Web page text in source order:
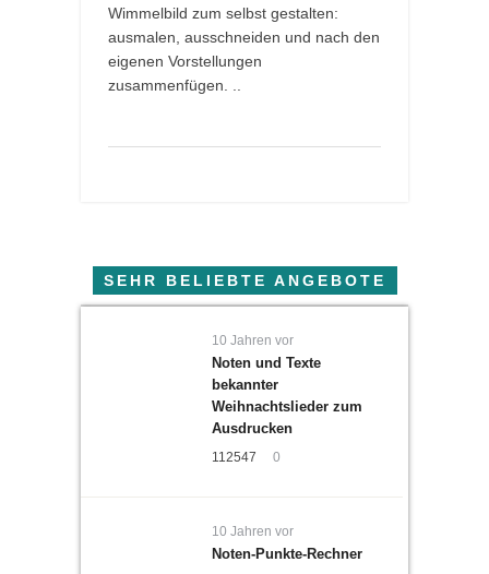
Wimmelbild zum selbst gestalten:
ausmalen, ausschneiden und nach den
eigenen Vorstellungen
zusammenfügen. ..
SEHR BELIEBTE ANGEBOTE
10 Jahren vor
Noten und Texte
bekannter
Weihnachtslieder zum
Ausdrucken
112547 0
10 Jahren vor
Noten-Punkte-Rechner